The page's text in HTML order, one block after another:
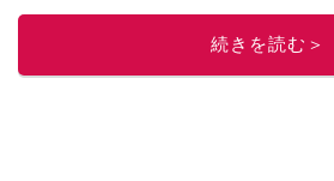
・Instagramは
続きを読む＞